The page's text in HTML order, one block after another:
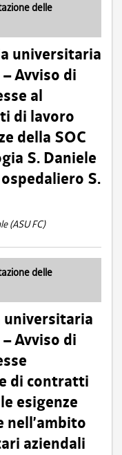
delle
universitaria
Avviso di
al
di lavoro
della SOC
S. Daniele
S.
(ASU FC)
delle
universitaria
Avviso di
di contratti
esigenze
nell’ambito
aziendali